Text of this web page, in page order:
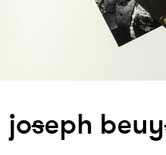
joseph beuy